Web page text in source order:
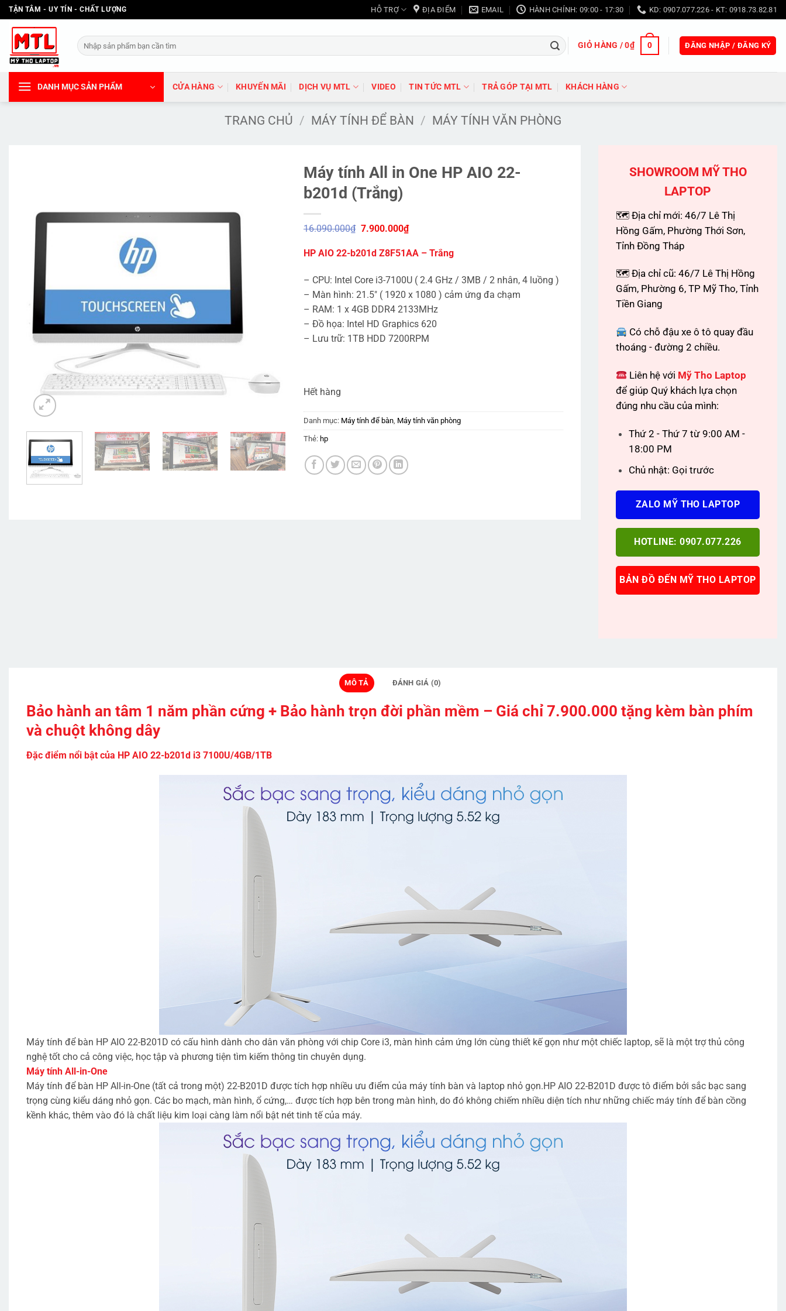
Bỏ
qua
dung
TẬN TÂM - UY TÍN - CHẤT LƯỢNG HỖ TRỢ ĐỊA ĐIỂM EMAIL HÀNH CHÍNH: 09:00 - 17:30 KD: 0907.077.226 - KT: 0918.73.82.81
Tìm
kiếm:
GIỎ HÀNG /0₫ 0 ĐĂNG NHẬP / ĐĂNG KÝ
DANH MỤC SẢN PHẨM CỬA HÀNG KHUYẾN MÃI DỊCH VỤ MTL VIDEO TIN TỨC MTL TRẢ GÓP TẠI MTL KHÁCH HÀNG
TRANG CHỦ / MÁY TÍNH ĐỂ BÀN / MÁY TÍNH VĂN PHÒNG
Máy tính All in One HP AIO 22-
b201d (Trắng)
16.090.000₫ Giá
là:
16.090.000₫.
7.900.000₫Giá
hiện
tại
là:
HP AIO 22-b201d Z8F51AA – Trắng
– CPU: Intel Core i3-7100U ( 2.4 GHz / 3MB / 2 nhân, 4 luồng )
– Màn hình: 21.5″ ( 1920 x 1080 ) cảm ứng đa chạm
– RAM: 1 x 4GB DDR4 2133MHz
– Đồ họa: Intel HD Graphics 620
– Lưu trữ: 1TB HDD 7200RPM
Hết hàng
Danh mục: Máy tính để bàn Máy tính văn phòng
Thẻ: hp
SHOWROOM MỸ THO
LAPTOP
🗺 Địa chỉ mới: 46/7 Lê Thị
Hồng Gấm, Phường Thới Sơn,
Tỉnh Đồng Tháp
🗺 Địa chỉ cũ: 46/7 Lê Thị Hồng
Gấm, Phường 6, TP Mỹ Tho, Tỉnh
Tiền Giang
Có chỗ đậu xe ô tô quay đầu
thoáng - đường 2 chiều.
Liên hệ với Mỹ Tho Laptop
để giúp Quý khách lựa chọn
đúng nhu cầu của mình:
Thứ 2 - Thứ 7 từ 9:00 AM -
18:00 PM
Chủ nhật: Gọi trước
ZALO MỸ THO LAPTOP
HOTLINE: 0907.077.226
BẢN ĐỒ ĐẾN MỸ THO LAPTOP
MÔ TẢ ĐÁNH GIÁ (0)
Bảo hành an tâm 1 năm phần cứng + Bảo hành trọn đời phần mềm – Giá chỉ 7.900.000 tặng kèm bàn phím
và chuột không dây
Đặc điểm nổi bật của HP AIO 22-b201d i3 7100U/4GB/1TB
Máy tính để bàn HP AIO 22-B201D có cấu hình dành cho dân văn phòng với chip Core i3, màn hình cảm ứng lớn cùng thiết kế gọn như một chiếc laptop, sẽ là một trợ thủ công
nghệ tốt cho cả công việc, học tập và phương tiện tìm kiếm thông tin chuyên dụng.
Máy tính All-in-One
Máy tính để bàn HP All-in-One (tất cả trong một) 22-B201D được tích hợp nhiều ưu điểm của máy tính bàn và laptop nhỏ gọn.HP AIO 22-B201D được tô điểm bởi sắc bạc sang
trọng cùng kiểu dáng nhỏ gọn. Các bo mạch, màn hình, ổ cứng,… được tích hợp bên trong màn hình, do đó không chiếm nhiều diện tích như những chiếc máy tính để bàn cồng
kềnh khác, thêm vào đó là chất liệu kim loại càng làm nổi bật nét tinh tế của máy.